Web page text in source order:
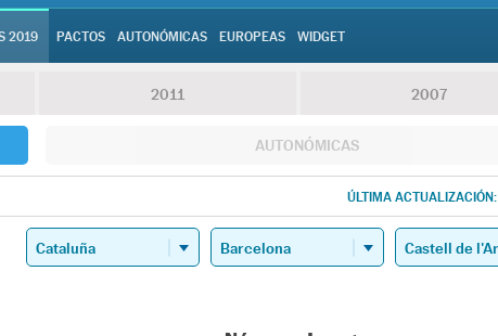
2019 PACTOS AUTONÓMICAS EUROPEAS WIDGET
2011 2007
AUTONÓMICAS
ÚLTIMA ACTUALIZACIÓN: